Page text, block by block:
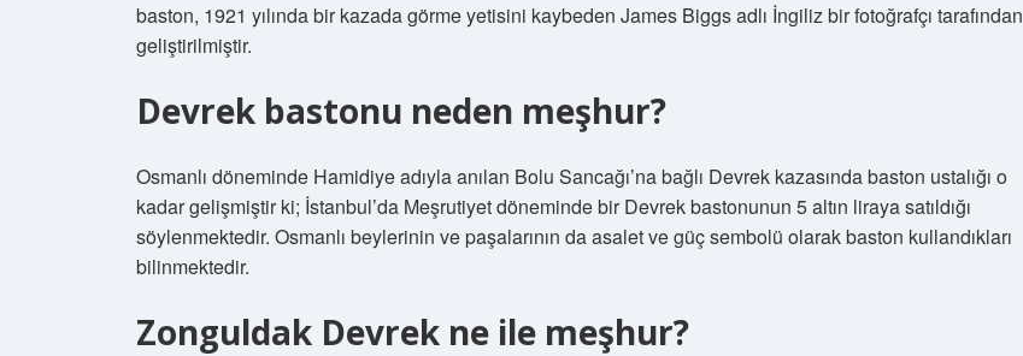
baston, 1921 yılında bir kazada görme yetisini kaybeden James Biggs adlı İngiliz bir fotoğrafçı tarafından
geliştirilmiştir.
Devrek bastonu neden meşhur?
Osmanlı döneminde Hamidiye adıyla anılan Bolu Sancağı’na bağlı Devrek kazasında baston ustalığı o
kadar gelişmiştir ki; İstanbul’da Meşrutiyet döneminde bir Devrek bastonunun 5 altın liraya satıldığı
söylenmektedir. Osmanlı beylerinin ve paşalarının da asalet ve güç sembolü olarak baston kullandıkları
bilinmektedir.
Zonguldak Devrek ne ile meşhur?